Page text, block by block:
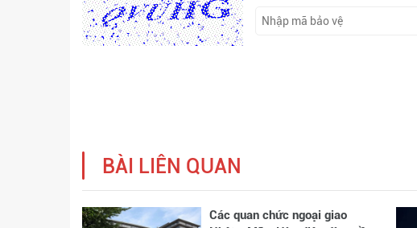
BÀI LIÊN QUAN
Các quan chức ngoại giao